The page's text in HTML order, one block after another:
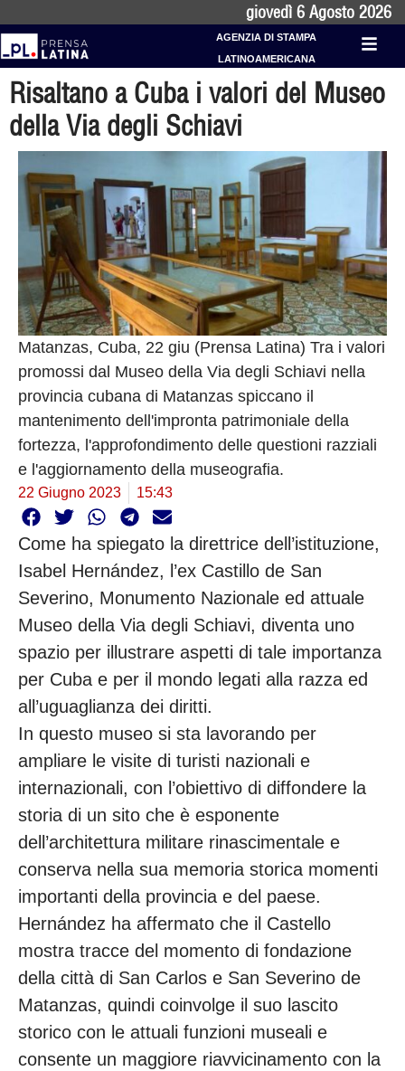
giovedì 6 Agosto 2026
AGENZIA DI STAMPA
LATINOAMERICANA
Risaltano a Cuba i valori del Museo
della Via degli Schiavi
Matanzas, Cuba, 22 giu (Prensa Latina) Tra i valori
promossi dal Museo della Via degli Schiavi nella
provincia cubana di Matanzas spiccano il
mantenimento dell'impronta patrimoniale della
fortezza, l'approfondimento delle questioni razziali
e l'aggiornamento della museografia.
22 Giugno 2023 15:43
Come ha spiegato la direttrice dell’istituzione,
Isabel Hernández, l’ex Castillo de San
Severino, Monumento Nazionale ed attuale
Museo della Via degli Schiavi, diventa uno
spazio per illustrare aspetti di tale importanza
per Cuba e per il mondo legati alla razza ed
all’uguaglianza dei diritti.
In questo museo si sta lavorando per
ampliare le visite di turisti nazionali e
internazionali, con l’obiettivo di diffondere la
storia di un sito che è esponente
dell’architettura militare rinascimentale e
conserva nella sua memoria storica momenti
importanti della provincia e del paese.
Hernández ha affermato che il Castello
mostra tracce del momento di fondazione
della città di San Carlos e San Severino de
Matanzas, quindi coinvolge il suo lascito
storico con le attuali funzioni museali e
consente un maggiore riavvicinamento con la